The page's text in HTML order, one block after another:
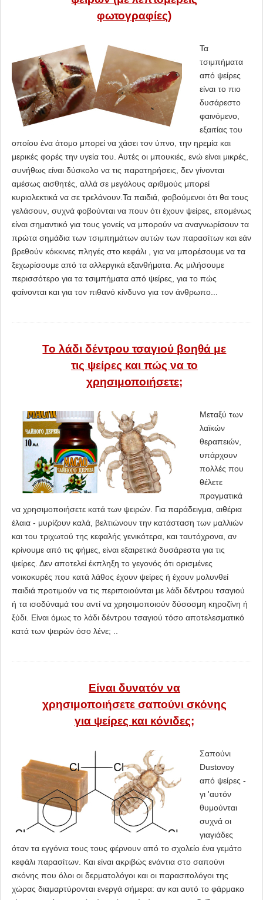
φωτογραφίες)
Τα
τσιμπήματα
από ψείρες
είναι το πιο
δυσάρεστο
φαινόμενο,
εξαιτίας του
οποίου ένα άτομο μπορεί να χάσει τον ύπνο, την ηρεμία και
μερικές φορές την υγεία του. Αυτές οι μπουκιές, ενώ είναι μικρές,
συνήθως είναι δύσκολο να τις παρατηρήσεις, δεν γίνονται
αμέσως αισθητές, αλλά σε μεγάλους αριθμούς μπορεί
κυριολεκτικά να σε τρελάνουν.Τα παιδιά, φοβούμενοι ότι θα τους
γελάσουν, συχνά φοβούνται να πουν ότι έχουν ψείρες, επομένως
είναι σημαντικό για τους γονείς να μπορούν να αναγνωρίσουν τα
πρώτα σημάδια των τσιμπημάτων αυτών των παρασίτων και εάν
βρεθούν κόκκινες πληγές στο κεφάλι , για να μπορέσουμε να τα
ξεχωρίσουμε από τα αλλεργικά εξανθήματα. Ας μιλήσουμε
περισσότερο για τα τσιμπήματα από ψείρες, για το πώς
φαίνονται και για τον πιθανό κίνδυνο για τον άνθρωπο...
Το λάδι δέντρου τσαγιού βοηθά με
τις ψείρες και πώς να το
χρησιμοποιήσετε;
Μεταξύ των
λαϊκών
θεραπειών,
υπάρχουν
πολλές που
θέλετε
πραγματικά
να χρησιμοποιήσετε κατά των ψειρών. Για παράδειγμα, αιθέρια
έλαια - μυρίζουν καλά, βελτιώνουν την κατάσταση των μαλλιών
και του τριχωτού της κεφαλής γενικότερα, και ταυτόχρονα, αν
κρίνουμε από τις φήμες, είναι εξαιρετικά δυσάρεστα για τις
ψείρες. Δεν αποτελεί έκπληξη το γεγονός ότι ορισμένες
νοικοκυρές που κατά λάθος έχουν ψείρες ή έχουν μολυνθεί
παιδιά προτιμούν να τις περιποιούνται με λάδι δέντρου τσαγιού
ή τα ισοδύναμά του αντί να χρησιμοποιούν δύσοσμη κηροζίνη ή
ξύδι. Είναι όμως το λάδι δέντρου τσαγιού τόσο αποτελεσματικό
κατά των ψειρών όσο λένε; ..
Είναι δυνατόν να
χρησιμοποιήσετε σαπούνι σκόνης
για ψείρες και κόνιδες;
Σαπούνι
Dustovoy
από ψείρες -
γι 'αυτόν
θυμούνται
συχνά οι
γιαγιάδες
όταν τα εγγόνια τους τους φέρνουν από το σχολείο ένα γεμάτο
κεφάλι παρασίτων. Και είναι ακριβώς ενάντια στο σαπούνι
σκόνης που όλοι οι δερματολόγοι και οι παρασιτολόγοι της
χώρας διαμαρτύρονται ενεργά σήμερα: αν και αυτό το φάρμακο